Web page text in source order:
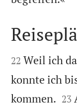


22 Weil ich
konnte ich
kommen. 

23